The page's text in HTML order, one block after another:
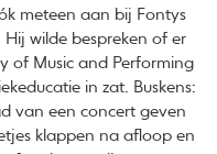
meteen aan bij Fontys
Hij wilde bespreken of er
of Music and Performing
in zat. Buskens:
van een concert geven
klappen na afloop en